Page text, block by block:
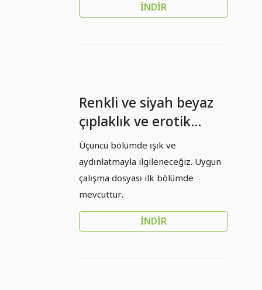
İNDIR
Renkli ve siyah beyaz
çıplaklık ve erotik
fotoğrafçılık - 03 - Işık
ve Aydınlatma
Üçüncü bölümde ışık ve
aydınlatmayla ilgileneceğiz. Uygun
çalışma dosyası ilk bölümde
mevcuttur.
İNDIR